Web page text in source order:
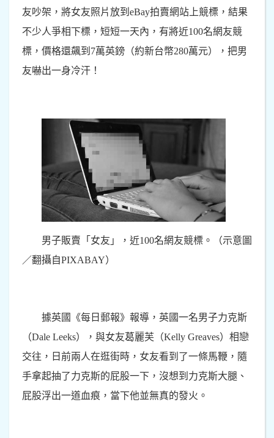
友吵架，將女友照片放到eBay拍賣網站上競標，結果
不少人爭相下標，短短一天內，有將近100名網友競
標，價格還飆到7萬英鎊（約新台幣280萬元），把男
友嚇出一身冷汗！
男子販賣「女友」，近100名網友競標。（示意圖
／翻攝自PIXABAY）
據英國《每日郵報》報導，英國一名男子力克斯
（Dale Leeks），與女友葛麗芙（Kelly Greaves）相戀
交往，日前兩人在逛街時，女友看到了一條馬鞭，隨
手拿起抽了力克斯的屁股一下，沒想到力克斯大腿、
屁股浮出一道血痕，當下他並無真的發火。